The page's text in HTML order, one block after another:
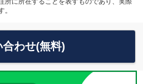
。
合わせ(無料)